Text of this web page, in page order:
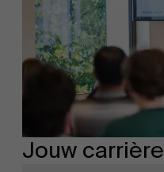
Jouw carrière